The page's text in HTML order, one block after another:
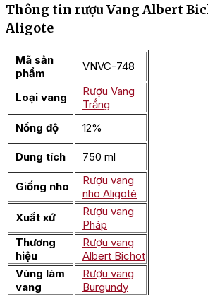
Thông tin rượu Vang Albert
Aligote
Mã sản
phẩm
VNVC-748
Loại vang
Rượu Vang
Trắng
Nồng độ
12%
Dung tích 750 ml
Giống nho
Rượu vang
nho Aligoté
Xuất xứ
Rượu vang
Pháp
Thương
hiệu
Rượu vang
Albert Bichot
Vùng làm
vang
Rượu vang
Burgundy